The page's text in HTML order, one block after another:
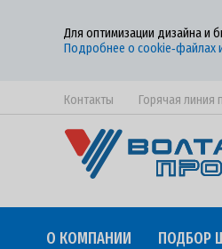
Для оптимизации дизайна и
Подробнее о cookie‑файлах
Контакты Горячая линия
О КОМПАНИИ ПОДБОР